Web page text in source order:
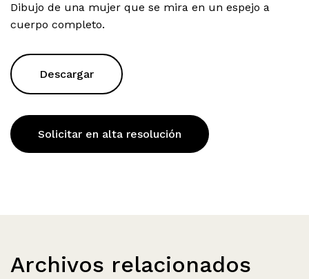
Dibujo de una mujer que se mira en un espejo a
cuerpo completo.
Descargar
Solicitar en alta resolución
Archivos relacionados